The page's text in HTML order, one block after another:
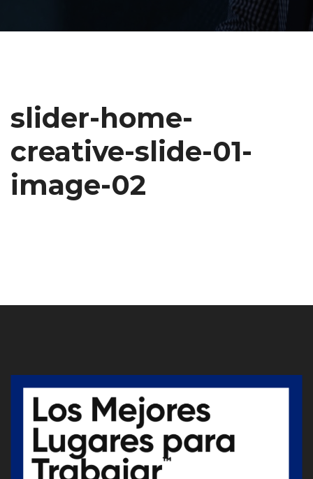
slider-home-
creative-slide-01-
image-02